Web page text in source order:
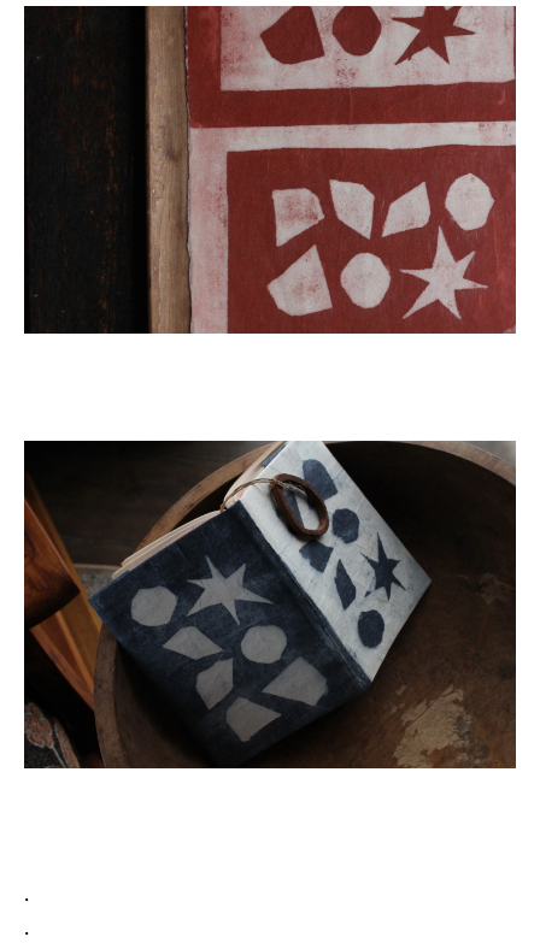
・
・